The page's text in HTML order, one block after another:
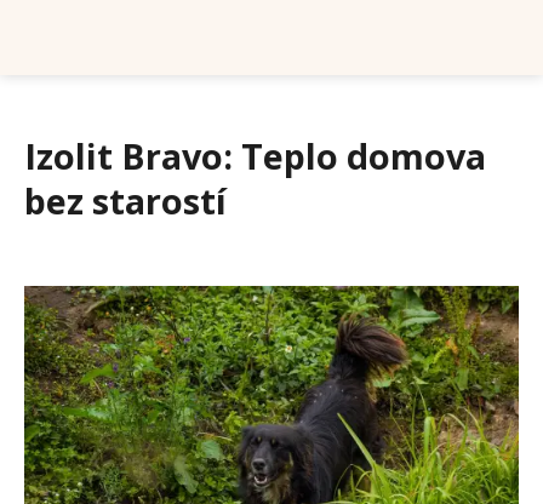
Izolit Bravo: Teplo domova
bez starostí